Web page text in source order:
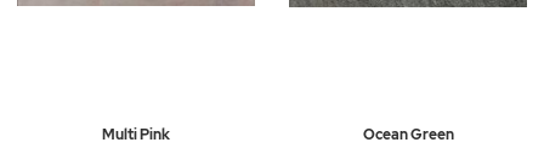
Multi Pink Ocean Green